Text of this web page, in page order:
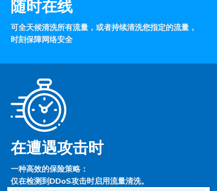
随时在线
可全天候清洗所有流量，或者持续清洗您指定的流量，
时刻保障网络安全
在遭遇攻击时
一种高效的保险策略：
仅在检测到DDoS攻击时启用流量清洗。